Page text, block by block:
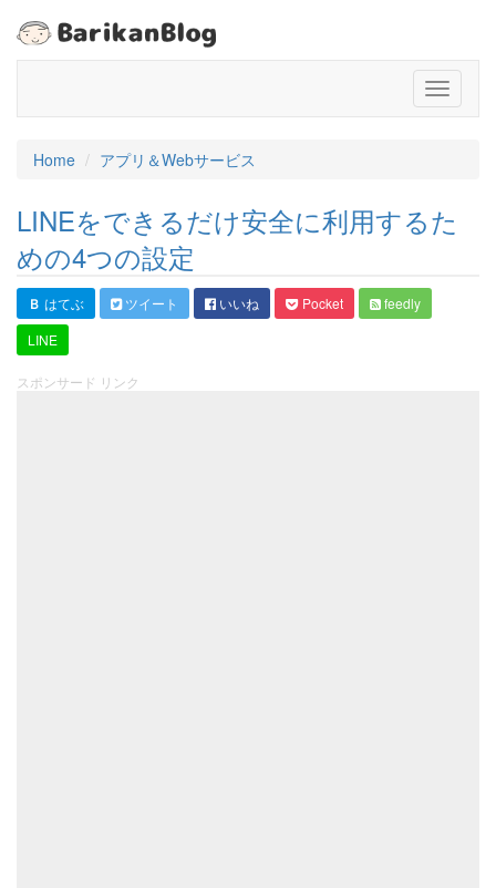
T
o
n
Home アプリ＆Webサービス
LINEをできるだけ安全に利用するた
めの4つの設定
Ｂ はてぶ ツイート いいね Pocket
feedly
LINE
スポンサード リンク